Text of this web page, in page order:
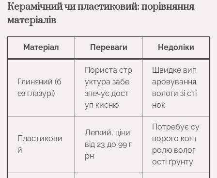
Керамічний чи пластиковий: порівняння
матеріалів
Матеріал Переваги Недоліки
Глиняний (б
ез глазурі)
Пориста стр
уктура забе
зпечує дост
уп кисню
Швидке вип
аровування
вологи зі сті
нок
Пластикови
й
Легкий, ціни
від 23 до 99 г
рн
Потребує су
ворого конт
ролю волог
ості ґрунту